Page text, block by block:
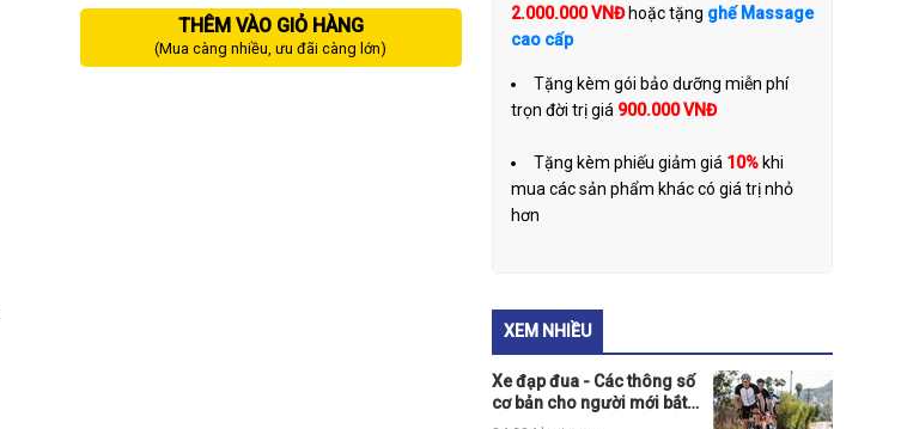
THÊM VÀO GIỎ HÀNG
(Mua càng nhiều, ưu đãi càng lớn)
2.000.000 VNĐ hoặc tặng ghế Massage
cao cấp
Tặng kèm gói bảo dưỡng miễn phí
trọn đời trị giá 900.000 VNĐ
Tặng kèm phiếu giảm giá 10% khi
mua các sản phẩm khác có giá trị nhỏ
hơn
XEM NHIỀU
Xe đạp đua - Các thông số
cơ bản cho người mới bắt
đầu